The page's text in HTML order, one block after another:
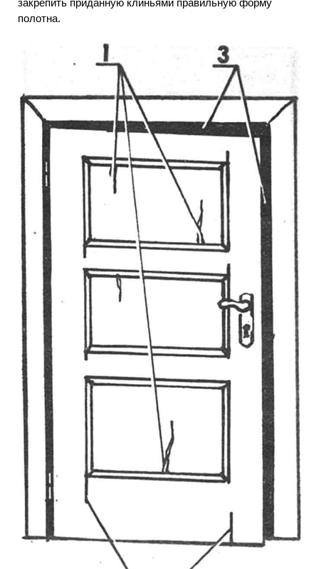
закрепить приданную клиньями правильную форму
полотна.